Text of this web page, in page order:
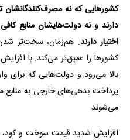
کشورهایی که نه مصرف‌کنندگانشان
دارند و نه دولت‌هایشان منابع
اختیار دارند. هم‌زمان، سخت‌تر
کشورها را عمیق‌تر می‌کند. با
بالا می‌رود و دولت‌هایی که برای
پرداخت بدهی‌های خارجی به منابع
می‌شوند.
افزایش شدید قیمت سوخت و کود،